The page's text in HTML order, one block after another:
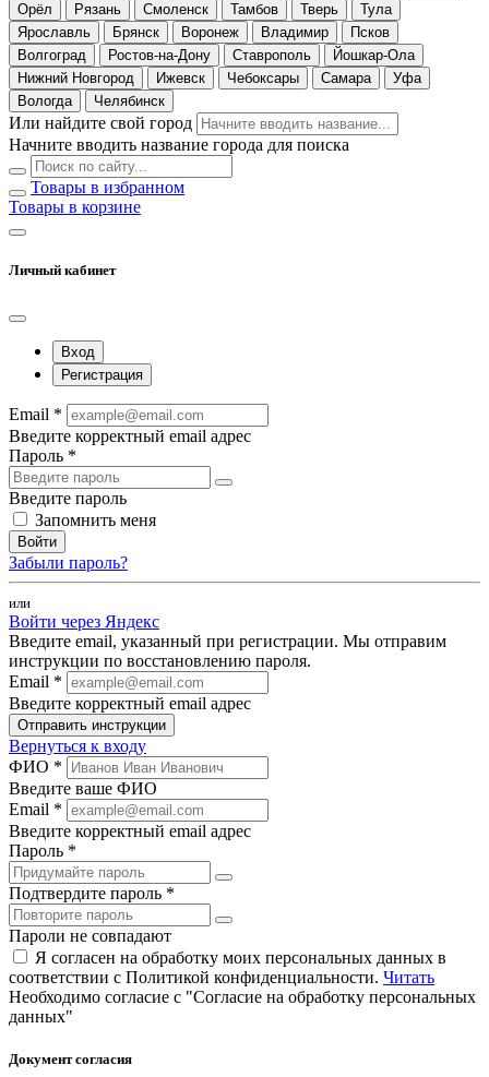
Орёл
Рязань Смоленск Тамбов Тверь
Тула
Ярославль
Брянск Воронеж Владимир
Псков
Волгоград
Ростов-на-Дону Ставрополь
Йошкар-Ола
Нижний Новгород
Ижевск Чебоксары Самара
Уфа
Вологда
Челябинск
Или найдите свой город
Начните вводить название города для поиска
Товары в избранном
Товары в корзине
Личный кабинет
Вход
Регистрация
Email *
Введите корректный email адрес
Пароль *
Введите пароль
Запомнить меня
Войти
Забыли пароль?
или
Войти через Яндекс
Введите email, указанный при регистрации. Мы отправим
инструкции по восстановлению пароля.
Email *
Введите корректный email адрес
Отправить инструкции
Вернуться к входу
ФИО *
Введите ваше ФИО
Email *
Введите корректный email адрес
Пароль *
Подтвердите пароль *
Пароли не совпадают
Я согласен на обработку моих персональных данных в
соответствии с Политикой конфиденциальности. Читать
Необходимо согласие с "Согласие на обработку персональных
данных"
Документ согласия